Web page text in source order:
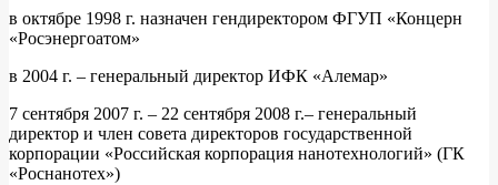
в октябре 1998 г. назначен гендиректором ФГУП «Концерн
«Росэнергоатом»
в 2004 г. – генеральный директор ИФК «Алемар»
7 сентября 2007 г. – 22 сентября 2008 г.– генеральный
директор и член совета директоров государственной
корпорации «Российская корпорация нанотехнологий» (ГК
«Роснанотех»)